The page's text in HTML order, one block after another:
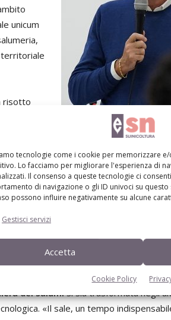
tecnologie come i cookie per memorizzare
Lo facciamo per migliorare l'esperienza di
Il consenso a queste tecnologie ci
di navigazione o gli ID univoci su
possono influire negativamente su alcune
Gestisci servizi
Accetta
Cookie Policy
Giuseppe Pulina, professore
presso l’Università di Sassari.
unicum
territoriale
risotto
legata
radici
incucina è legata al territorio: mi
senza alterarne i sapori».
San Francesco di Paola, gli
Alimentari presso l’Università
dei salumisi sia trasformata negli
«Il sale, un tempo